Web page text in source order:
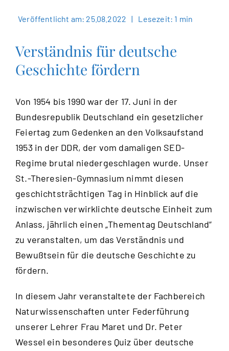
Veröffentlicht am: 25.08.2022 | Lesezeit: 1 min
Verständnis für deutsche
Geschichte fördern
Von 1954 bis 1990 war der 17. Juni in der
Bundesrepublik Deutschland ein gesetzlicher
Feiertag zum Gedenken an den Volksaufstand
1953 in der DDR, der vom damaligen SED-
Regime brutal niedergeschlagen wurde. Unser
St.-Theresien-Gymnasium nimmt diesen
geschichtsträchtigen Tag in Hinblick auf die
inzwischen verwirklichte deutsche Einheit zum
Anlass, jährlich einen „Thementag Deutschland“
zu veranstalten, um das Verständnis und
Bewußtsein für die deutsche Geschichte zu
fördern.
In diesem Jahr veranstaltete der Fachbereich
Naturwissenschaften unter Federführung
unserer Lehrer Frau Maret und Dr. Peter
Wessel ein besonderes Quiz über deutsche